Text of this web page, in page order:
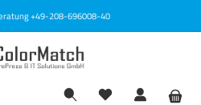
+49-208-696008-40